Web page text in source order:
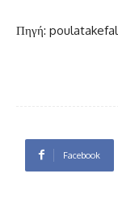
Πηγή:
Facebook